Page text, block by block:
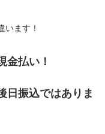
います！
金払い！
日振込ではありま